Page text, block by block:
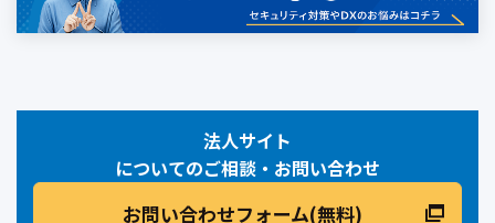
法人サイト
についてのご相談・お問い合わせ
お問い合わせフォーム(無料)